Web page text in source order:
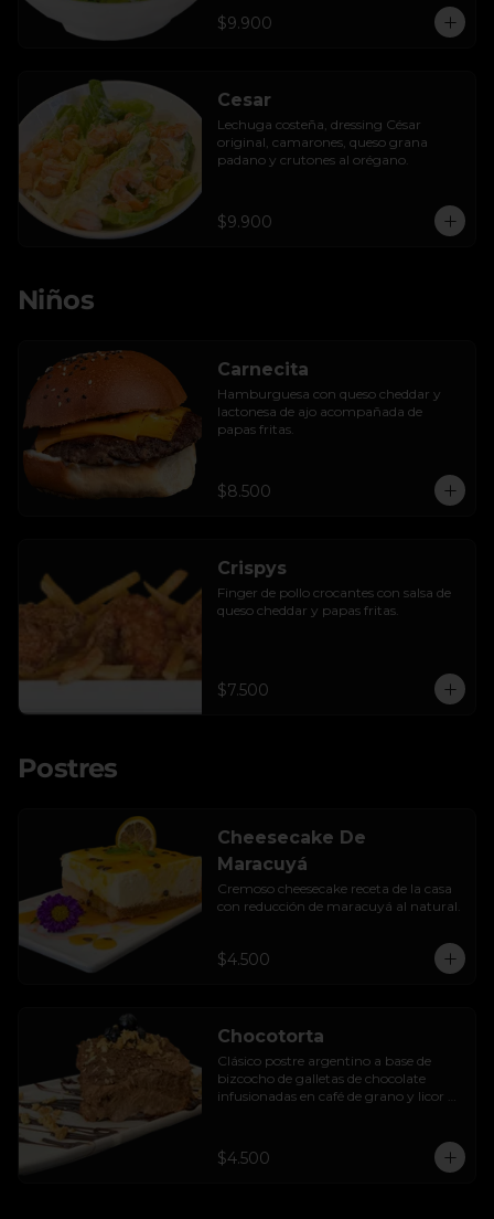
almendras.
$9.900
Cesar
Lechuga costeña, dressing César
original, camarones, queso grana
padano y crutones al orégano.
$9.900
Niños
Carnecita
Hamburguesa con queso cheddar y
lactonesa de ajo acompañada de
papas fritas.
$8.500
Crispys
Finger de pollo crocantes con salsa de
queso cheddar y papas fritas.
$7.500
Postres
Cheesecake De
Maracuyá
Cremoso cheesecake receta de la casa
con reducción de maracuyá al natural.
$4.500
Chocotorta
Clásico postre argentino a base de
bizcocho de galletas de chocolate
infusionadas en café de grano y licor de
$4.500